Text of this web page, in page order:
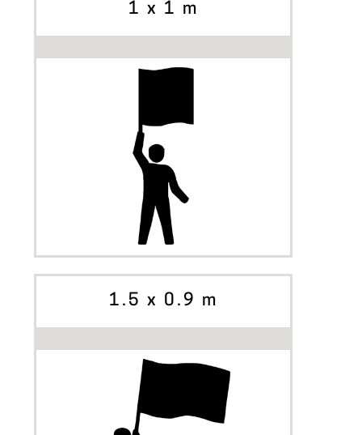
1 x 1 m
INIZIA A PERSONALIZZARE
1.5 x 0.9 m